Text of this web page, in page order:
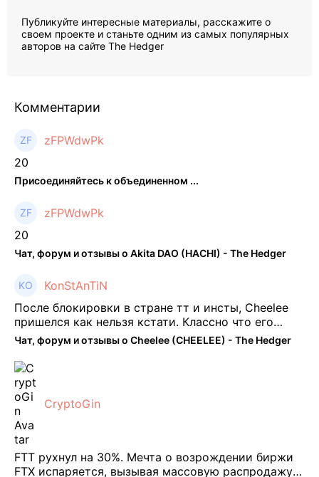
Публикуйте интересные материалы, расскажите о
своем проекте и станьте одним из самых популярных
авторов на сайте The Hedger
Комментарии
zFPWdwPk
20
Присоединяйтесь к объединенном ...
zFPWdwPk
20
Чат, форум и отзывы о Akita DAO (HACHI) - The Hedger
KonStAnTiN
После блокировки в стране тт и инсты, Cheelee
пришелся как нельзя кстати. Классно что его
можно юзать без так уже всем надоевшего vpn.
Сейчас просто чилю и наслаждаюсь др ...
Чат, форум и отзывы о Cheelee (CHEELEE) - The Hedger
CryptoGin
FTT рухнул на 30%. Мечта о возрождении биржи
FTX испаряется, вызывая массовую распродажу